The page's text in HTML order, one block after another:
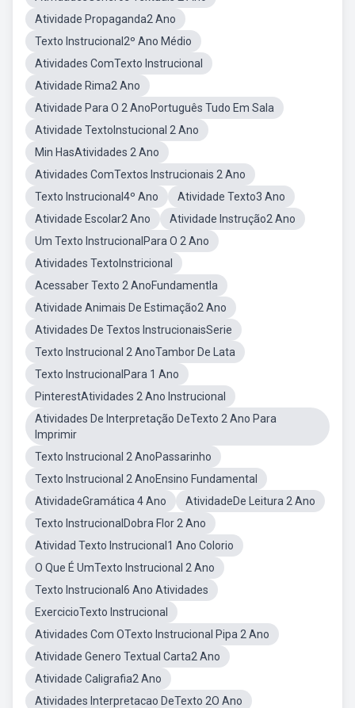
Atividade Propaganda2 Ano
Texto Instrucional2º Ano Médio
Atividades ComTexto Instrucional
Atividade Rima2 Ano
Atividade Para O 2 AnoPortuguês Tudo Em Sala
Atividade TextoInstucional 2 Ano
Min HasAtividades 2 Ano
Atividades ComTextos Instrucionais 2 Ano
Texto Instrucional4º Ano
Atividade Texto3 Ano
Atividade Escolar2 Ano
Atividade Instrução2 Ano
Um Texto InstrucionalPara O 2 Ano
Atividades TextoInstricional
Acessaber Texto 2 AnoFundamentla
Atividade Animais De Estimação2 Ano
Atividades De Textos InstrucionaisSerie
Texto Instrucional 2 AnoTambor De Lata
Texto InstrucionalPara 1 Ano
PinterestAtividades 2 Ano Instrucional
Atividades De Interpretação DeTexto 2 Ano Para
Imprimir
Texto Instrucional 2 AnoPassarinho
Texto Instrucional 2 AnoEnsino Fundamental
AtividadeGramática 4 Ano
AtividadeDe Leitura 2 Ano
Texto InstrucionalDobra Flor 2 Ano
Atividad Texto Instrucional1 Ano Colorio
O Que É UmTexto Instrucional 2 Ano
Texto Instrucional6 Ano Atividades
ExercicioTexto Instrucional
Atividades Com OTexto Instrucional Pipa 2 Ano
Atividade Genero Textual Carta2 Ano
Atividade Caligrafia2 Ano
Atividades Interpretacao DeTexto 2O Ano